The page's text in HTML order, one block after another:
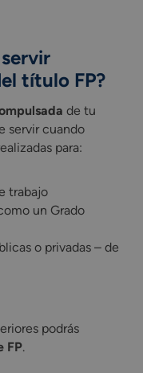
título FP?
de tu
servir cuando
para:
trabajo
un Grado
o privadas – de
podrás
FP.